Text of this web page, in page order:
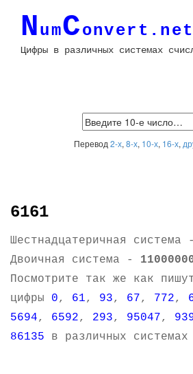
NumConvert.net
Цифры в различных системах
Перевод 2-х, 8-х, 10-х, 16-х,
6161
Шестнадцатеричная система
Двоичная система -
Посмотрите так же как
цифры 0, 61, 93, 67, 772,
5694, 6592, 293, 95047,
86135 в различных системах